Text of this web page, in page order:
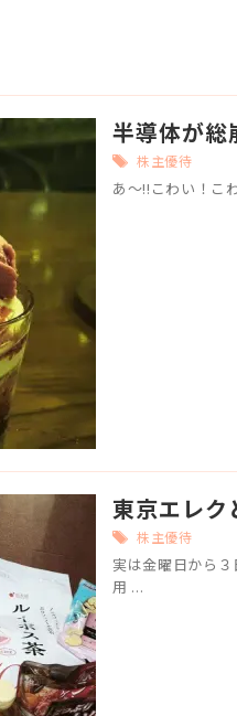
半導体が
株主優待
あ～!!こわい！こ
東京エレク
株主優待
実は金曜日から
用 ...